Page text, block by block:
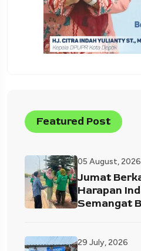
Featured Post
05 August, 2026
Jumat
Harapan
Semangat
29 July, 2026